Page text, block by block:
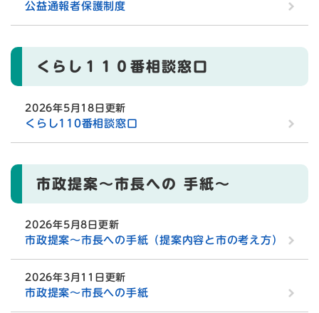
公益通報者保護制度
くらし１１０番相談窓口
2026年5月18日更新
くらし110番相談窓口
市政提案〜市長への 手紙〜
2026年5月8日更新
市政提案～市長への手紙（提案内容と市の考え方）
2026年3月11日更新
市政提案〜市長への手紙